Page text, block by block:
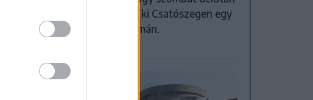
súlyos konfliktus alakult ki Csatószegen egy
elsőbbségadási vita nyomán.